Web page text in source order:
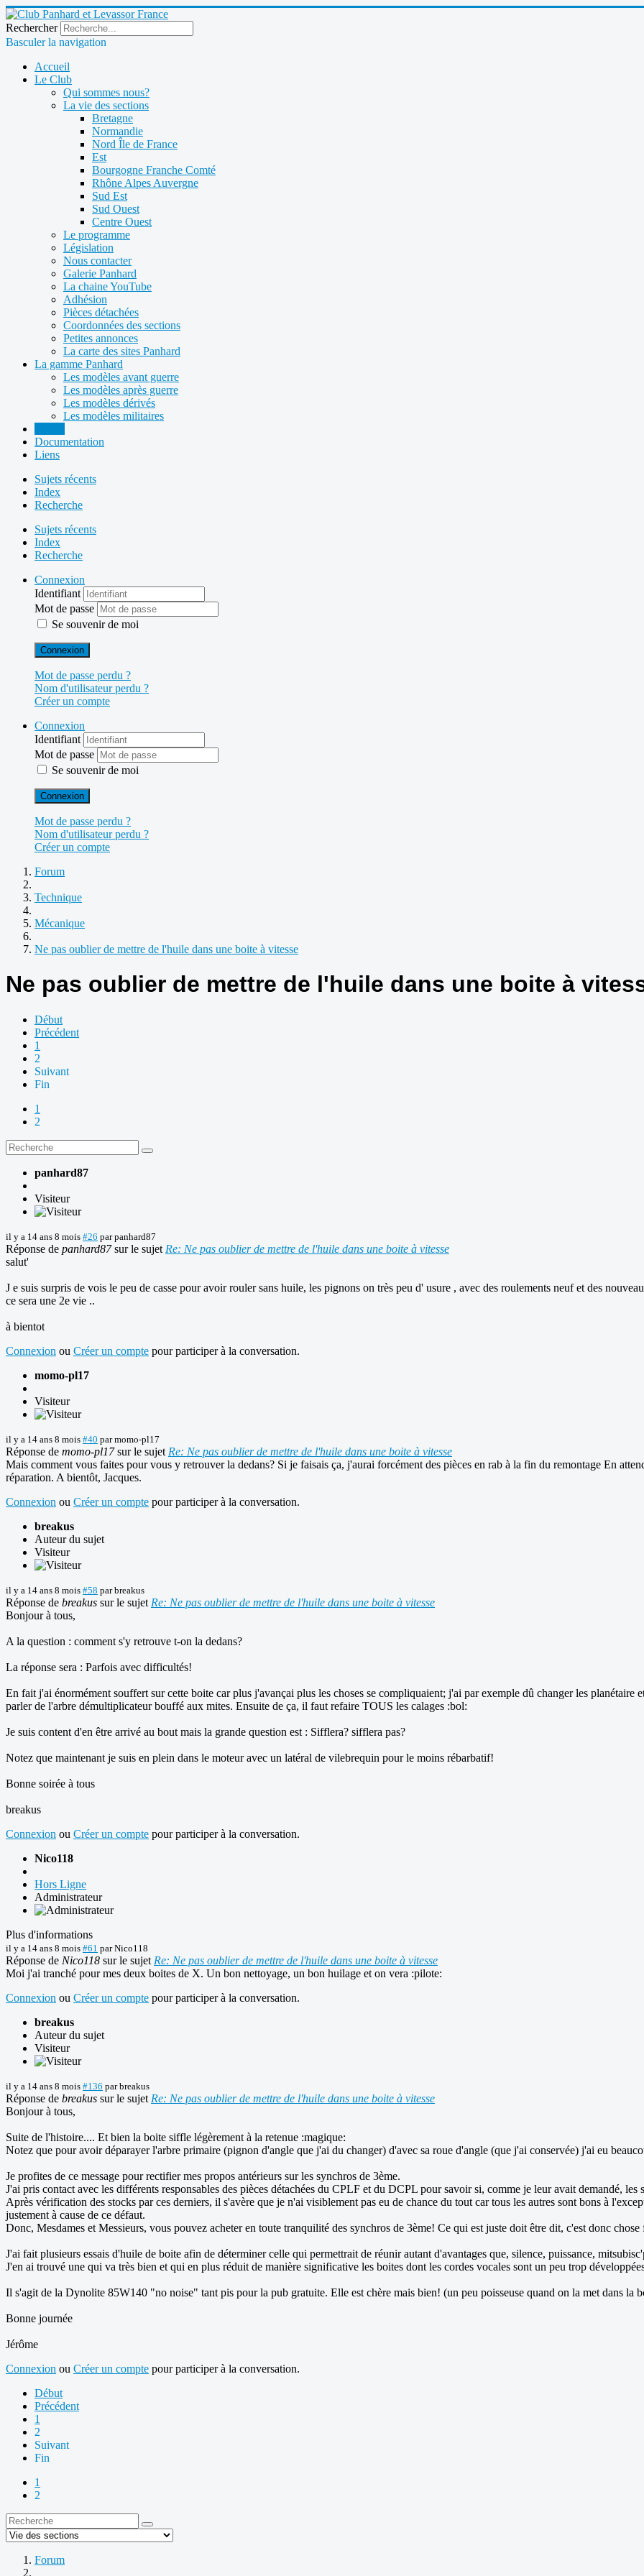
Rechercher
Basculer la navigation
Accueil
Le Club
Qui sommes nous?
La vie des sections
Bretagne
Normandie
Nord Île de France
Est
Bourgogne Franche Comté
Rhône Alpes Auvergne
Sud Est
Sud Ouest
Centre Ouest
Le programme
Législation
Nous contacter
Galerie Panhard
La chaine YouTube
Adhésion
Pièces détachées
Coordonnées des sections
Petites annonces
La carte des sites Panhard
La gamme Panhard
Les modèles avant guerre
Les modèles après guerre
Les modèles dérivés
Les modèles militaires
Documentation
Liens
Sujets récents
Index
Recherche
Sujets récents
Index
Recherche
Connexion
Identifiant
Mot de passe
Se souvenir de moi
Connexion
Mot de passe perdu ?
Nom d'utilisateur perdu ?
Créer un compte
Connexion
Identifiant
Mot de passe
Se souvenir de moi
Connexion
Mot de passe perdu ?
Nom d'utilisateur perdu ?
Créer un compte
Forum
Technique
Mécanique
Ne pas oublier de mettre de l'huile dans une boite à vitesse
Ne pas oublier de mettre de l'huile dans une boite à
Début
Précédent
1
2
Suivant
Fin
1
2
panhard87
Visiteur
il y a 14 ans 8 mois #26 parpanhard87
Réponse de panhard87sur le sujet Re: Ne pas oublier de mettre de l'huile dans une boite à vitesse
salut'
J e suis surpris de vois le peu de casse pour avoir rouler sans huile, les pignons on très peu d' usure , avec des roulements neuf et des
ce sera une 2e vie ..
à bientot
Connexion ou Créer un compte pour participer à la conversation.
momo-pl17
Visiteur
il y a 14 ans 8 mois #40 parmomo-pl17
Réponse de momo-pl17sur le sujet Re: Ne pas oublier de mettre de l'huile dans une boite à vitesse
Mais comment vous faites pour vous y retrouver la dedans? Si je faisais ça, j'aurai forcément des pièces en rab à la fin du remontage En
réparation. A bientôt, Jacques.
Connexion ou Créer un compte pour participer à la conversation.
breakus
Auteur du sujet
Visiteur
il y a 14 ans 8 mois #58 parbreakus
Réponse de breakus sur le sujet Re: Ne pas oublier de mettre de l'huile dans une boite à vitesse
Bonjour à tous,
A la question : comment s'y retrouve t-on la dedans?
La réponse sera : Parfois avec difficultés!
En fait j'ai énormément souffert sur cette boite car plus j'avançai plus les choses se compliquaient; j'ai par exemple dû changer les planétaire
parler de l'arbre démultiplicateur bouffé aux mites. Ensuite de ça, il faut refaire TOUS les calages :bol:
Je suis content d'en être arrivé au bout mais la grande question est : Sifflera? sifflera pas?
Notez que maintenant je suis en plein dans le moteur avec un latéral de vilebrequin pour le moins rébarbatif!
Bonne soirée à tous
breakus
Connexion ou Créer un compte pour participer à la conversation.
Nico118
Hors Ligne
Administrateur
Plus d'informations
il y a 14 ans 8 mois #61 parNico118
Réponse de Nico118 sur le sujet Re: Ne pas oublier de mettre de l'huile dans une boite à vitesse
Moi j'ai tranché pour mes deux boites de X. Un bon nettoyage, un bon huilage et on vera :pilote:
Connexion ou Créer un compte pour participer à la conversation.
breakus
Auteur du sujet
Visiteur
il y a 14 ans 8 mois #136 parbreakus
Réponse de breakus sur le sujet Re: Ne pas oublier de mettre de l'huile dans une boite à vitesse
Bonjour à tous,
Suite de l'histoire.... Et bien la boite siffle légèrement à la retenue :magique:
Notez que pour avoir déparayer l'arbre primaire (pignon d'angle que j'ai du changer) d'avec sa roue d'angle (que j'ai conservée) j'ai eu
Je profites de ce message pour rectifier mes propos antérieurs sur les synchros de 3ème.
J'ai pris contact avec les différents responsables des pièces détachées du CPLF et du DCPL pour savoir si, comme je leur avait demandé,
Après vérification des stocks par ces derniers, il s'avère que je n'ai visiblement pas eu de chance du tout car tous les autres sont bons à
justement à cause de ce défaut.
Donc, Mesdames et Messieurs, vous pouvez acheter en toute tranquilité des synchros de 3ème! Ce qui est juste doit être dit, c'est donc chose
J'ai fait plusieurs essais d'huile de boite afin de déterminer celle qui permettrait de réunir autant d'avantages que, silence, puissance,
J'en ai trouvé une qui va très bien et qui en plus réduit de manière significative les boites dont les cordes vocales sont un peu trop
Il s'agit de la Dynolite 85W140 "no noise" tant pis pour la pub gratuite. Elle est chère mais bien! (un peu poisseuse quand on la met dans la
Bonne journée
Jérôme
Connexion ou Créer un compte pour participer à la conversation.
Début
Précédent
1
2
Suivant
Fin
1
2
Forum